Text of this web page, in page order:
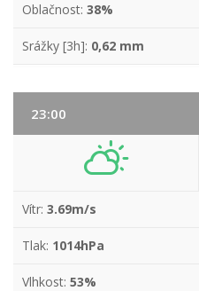
Oblačnost: 38%
Srážky [3h]: 0,62 mm
23:00
Vítr: 3.69m/s
Tlak: 1014hPa
Vlhkost: 53%